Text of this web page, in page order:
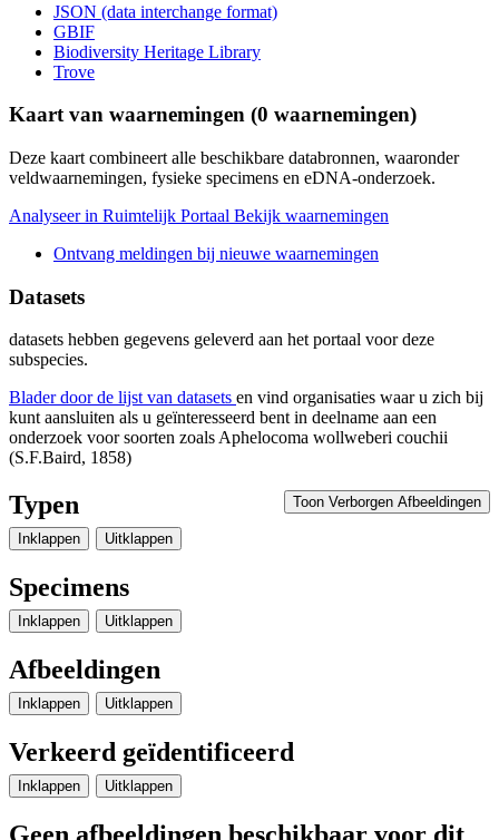
JSON (data interchange format)
GBIF
Biodiversity Heritage Library
Trove
Kaart van waarnemingen (0 waarnemingen)
Deze kaart combineert alle beschikbare databronnen, waaronder
veldwaarnemingen, fysieke specimens en eDNA-onderzoek.
Analyseer in Ruimtelijk Portaal Bekijk waarnemingen
Ontvang meldingen bij nieuwe waarnemingen
Datasets
datasets hebben gegevens geleverd aan het portaal voor deze
subspecies.
Blader door de lijst van datasets en vind organisaties waar u zich bij
kunt aansluiten als u geïnteresseerd bent in deelname aan een
onderzoek voor soorten zoalsAphelocoma wollweberi couchii
(S.F.Baird, 1858)
Toon Verborgen Afbeeldingen
Typen
Inklappen Uitklappen
Specimens
Inklappen Uitklappen
Afbeeldingen
Inklappen Uitklappen
Verkeerd geïdentificeerd
Inklappen Uitklappen